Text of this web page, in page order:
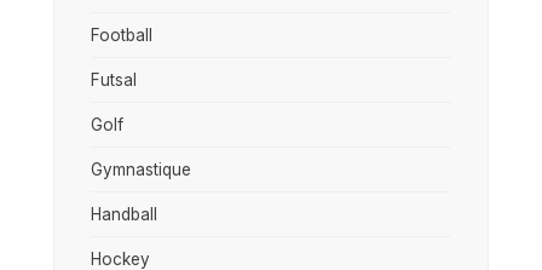
Football
Futsal
Golf
Gymnastique
Handball
Hockey